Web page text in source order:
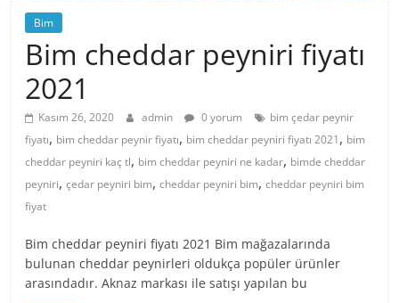
Bim
Bim cheddar peyniri fiyatı
2021
Kasım 26, 2020 admin 0 yorum
bim çedar peynir
fiyatı, bim cheddar peynir fiyatı, bim cheddar peyniri fiyatı 2021, bim
cheddar peyniri kaç tl, bim cheddar peyniri ne kadar, bimde cheddar
peyniri,çedar peyniri bim,cheddar peyniri bim,cheddar peyniri bim
fiyat
Bim cheddar peyniri fiyatı 2021 Bim mağazalarında
bulunan cheddar peynirleri oldukça popüler ürünler
arasındadır. Aknaz markası ile satışı yapılan bu